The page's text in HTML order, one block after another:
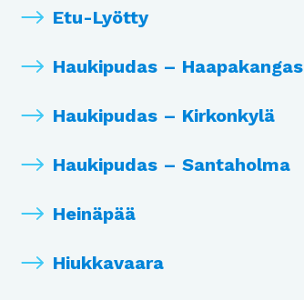
Etu-Lyötty
Haukipudas – Haapakangas
Haukipudas – Kirkonkylä
Haukipudas – Santaholma
Heinäpää
Hiukkavaara